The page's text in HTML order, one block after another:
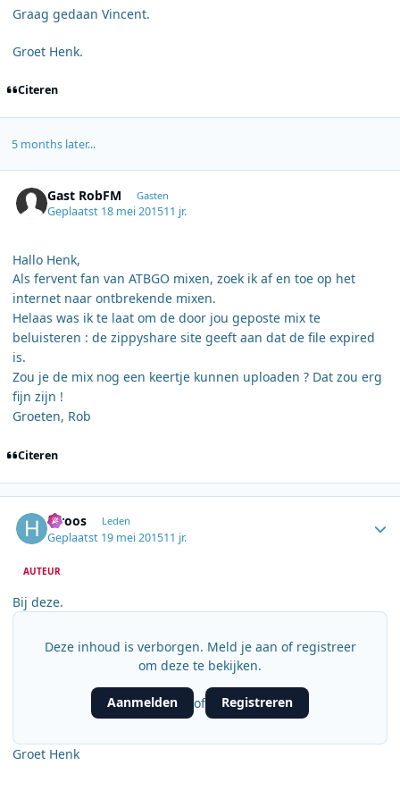
Graag gedaan Vincent.
Groet Henk.
Citeren
5 months later...
Gast RobFM Gasten
Geplaatst 18 mei 201511 jr.
Hallo Henk,
Als fervent fan van ATBGO mixen, zoek ik af en toe op het
internet naar ontbrekende mixen.
Helaas was ik te laat om de door jou geposte mix te
beluisteren : de zippyshare site geeft aan dat de file expired
is.
Zou je de mix nog een keertje kunnen uploaden ? Dat zou erg
fijn zijn !
Groeten, Rob
Citeren
h.roos Leden
Geplaatst 19 mei 201511 jr.
AUTEUR
Bij deze.
Deze inhoud is verborgen. Meld je aan of registreer
om deze te bekijken.
Aanmelden of Registreren
Groet Henk